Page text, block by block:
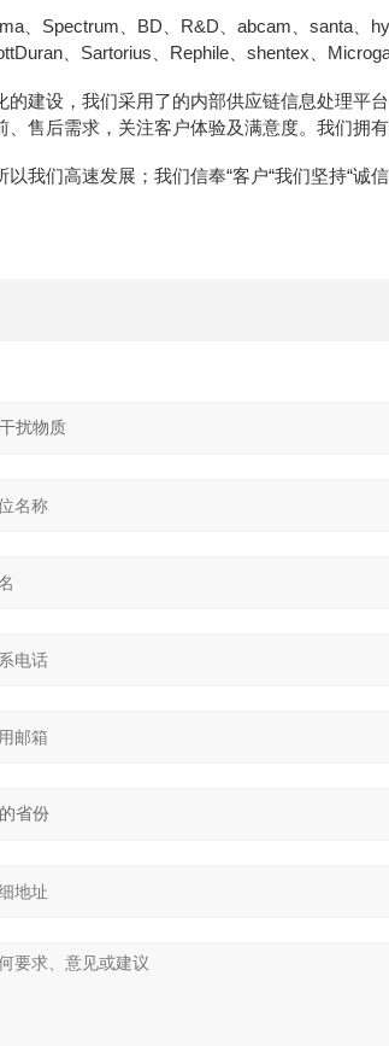
、Spectrum、BD、R&D、abcam、santa、
、Sartorius、Rephile、shentex、
建设，我们采用了的内部供应链信息处理平
、售后需求，关注客户体验及满意度。我们拥
我们高速发展；我们信奉“客户“我们坚持“